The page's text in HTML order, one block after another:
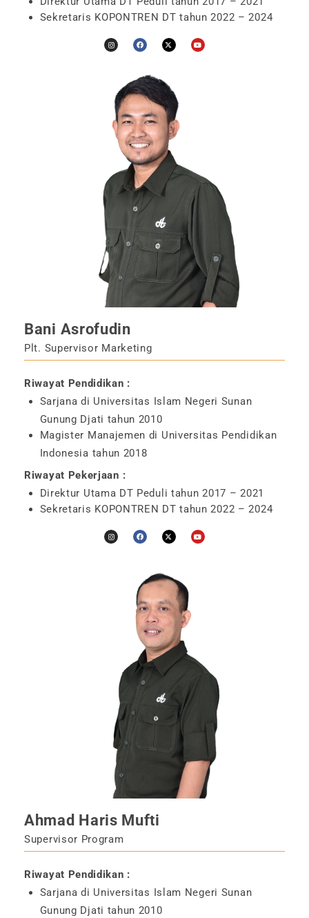
Sekretaris KOPONTREN DT tahun 2022 – 2024
Bani Asrofudin
Plt. Supervisor Marketing
Riwayat Pendidikan :
Sarjana di Universitas Islam Negeri Sunan
Gunung Djati tahun 2010
Magister Manajemen di Universitas Pendidikan
Indonesia tahun 2018
Riwayat Pekerjaan :
Direktur Utama DT Peduli tahun 2017 – 2021
Sekretaris KOPONTREN DT tahun 2022 – 2024
Ahmad Haris Mufti
Supervisor Program
Riwayat Pendidikan :
Sarjana di Universitas Islam Negeri Sunan
Gunung Djati tahun 2010